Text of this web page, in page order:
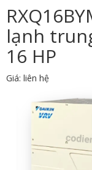
lạnh
16 HP
Giá: liên hệ